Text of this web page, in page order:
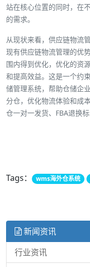
站在核心位置的同时，在
的需求。
从现状来看，供应链物流
现有供应链物流管理的优
围内得到优化，优化的资
和提高效益。 这是一个约
储管理系统，帮助仓储企
分仓，优化物流体验和成
仓一对一发货、FBA退换
Tags： wms海外仓系统
新闻资讯
行业资讯